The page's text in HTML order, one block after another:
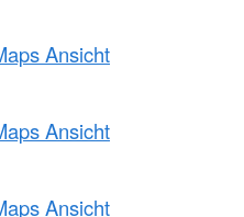
Ansicht
Ansicht
Ansicht